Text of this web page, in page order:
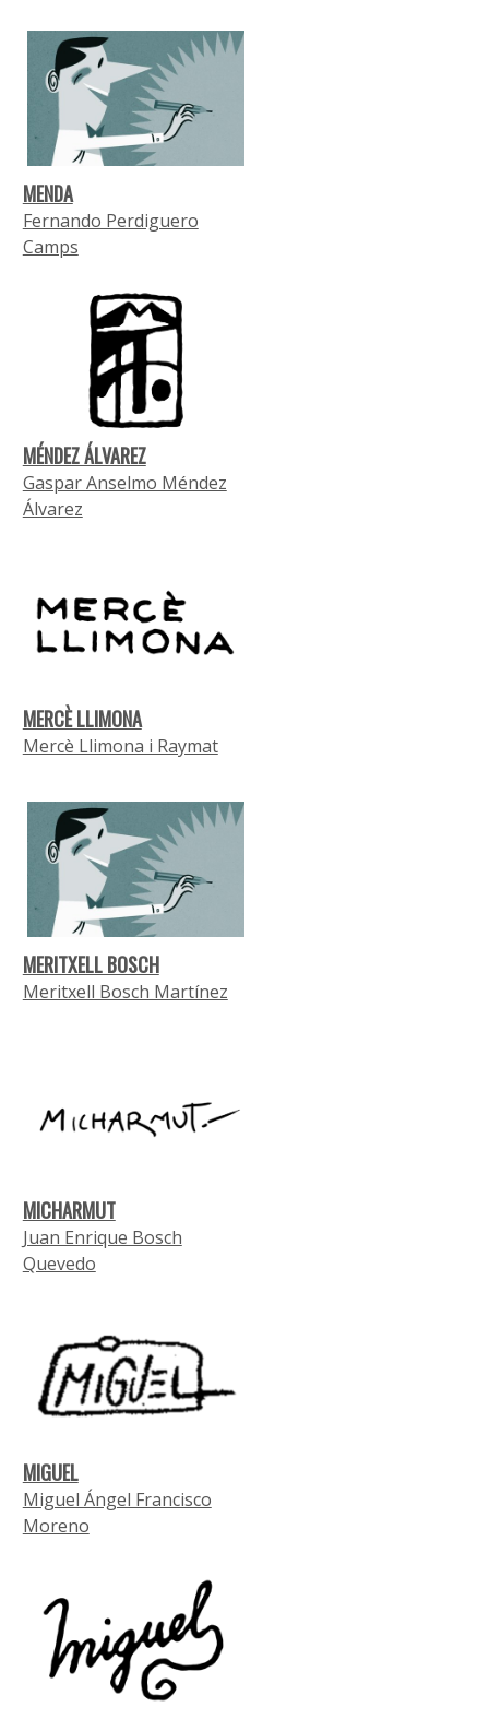
MENDA
Fernando Perdiguero
Camps
MÉNDEZ ÁLVAREZ
Gaspar Anselmo Méndez
Álvarez
MERCÈ LLIMONA
Mercè Llimona i Raymat
MERITXELL BOSCH
Meritxell Bosch Martínez
MICHARMUT
Juan Enrique Bosch
Quevedo
MIGUEL
Miguel Ángel Francisco
Moreno